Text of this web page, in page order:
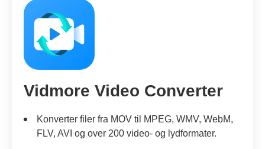
Vidmore Video Converter
Konverter filer fra MOV til MPEG, WMV, WebM,
FLV, AVI og over 200 video- og lydformater.